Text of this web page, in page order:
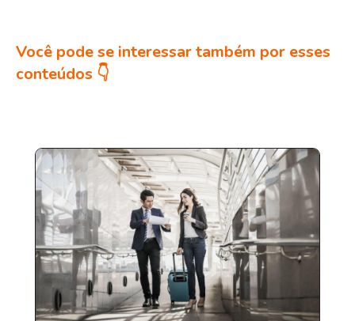
Você pode se interessar também por esses
conteúdos 👇